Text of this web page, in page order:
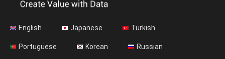
English Japanese Turkish
Portuguese Korean Russian